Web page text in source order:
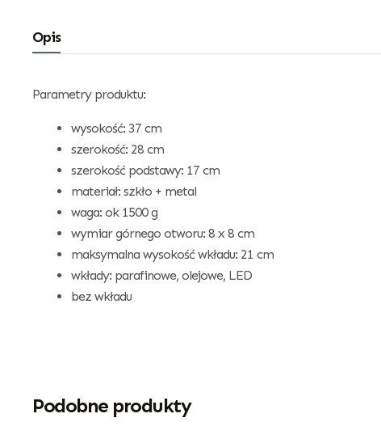
Opis
Parametry produktu:
wysokość: 37 cm
szerokość: 28 cm
szerokość podstawy: 17 cm
materiał: szkło + metal
waga: ok 1500 g
wymiar górnego otworu: 8 x 8 cm
maksymalna wysokość wkładu: 21 cm
wkłady: parafinowe, olejowe, LED
bez wkładu
Podobne produkty